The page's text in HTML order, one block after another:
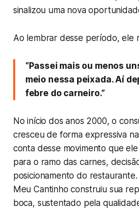
sinalizou uma nova
Ao lembrar desse período, ele
“Passei mais ou menos
meio nessa peixada. Aí
febre do carneiro.”
No início dos anos 2000, o
cresceu de forma expressiva
conta desse movimento que
para o ramo das carnes,
posicionamento do
Meu Cantinho construiu sua
boca, sustentado pela